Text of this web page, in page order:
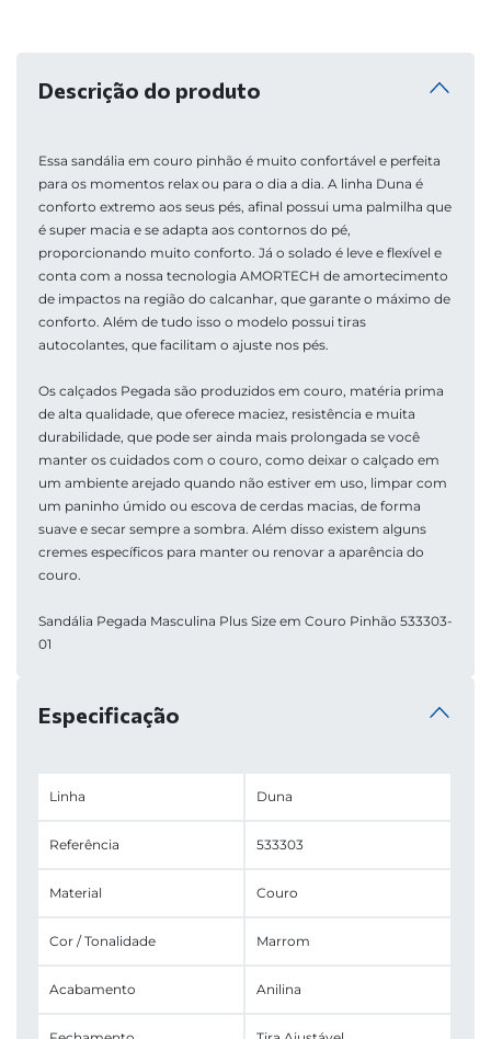
Descrição do produto
Essa sandália em couro pinhão é muito confortável e perfeita
para os momentos relax ou para o dia a dia. A linha Duna é
conforto extremo aos seus pés, afinal possui uma palmilha que
é super macia e se adapta aos contornos do pé,
proporcionando muito conforto. Já o solado é leve e flexível e
conta com a nossa tecnologia AMORTECH de amortecimento
de impactos na região do calcanhar, que garante o máximo de
conforto. Além de tudo isso o modelo possui tiras
autocolantes, que facilitam o ajuste nos pés.
Os calçados Pegada são produzidos em couro, matéria prima
de alta qualidade, que oferece maciez, resistência e muita
durabilidade, que pode ser ainda mais prolongada se você
manter os cuidados com o couro, como deixar o calçado em
um ambiente arejado quando não estiver em uso, limpar com
um paninho úmido ou escova de cerdas macias, de forma
suave e secar sempre a sombra. Além disso existem alguns
cremes específicos para manter ou renovar a aparência do
couro.
Sandália Pegada Masculina Plus Size em Couro Pinhão 533303-
01
Especificação
Linha Duna
Referência 533303
Material Couro
Cor / Tonalidade Marrom
Acabamento Anilina